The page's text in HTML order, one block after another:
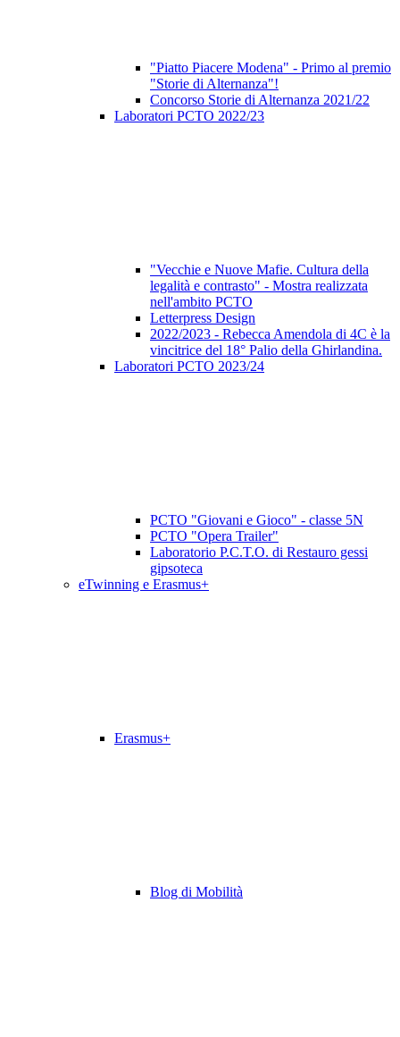
"Piatto Piacere Modena" - Primo al premio
"Storie di Alternanza"!
Concorso Storie di Alternanza 2021/22
Laboratori PCTO 2022/23
"Vecchie e Nuove Mafie. Cultura della
legalità e contrasto" - Mostra realizzata
nell'ambito PCTO
Letterpress Design
2022/2023 - Rebecca Amendola di 4C è la
vincitrice del 18° Palio della Ghirlandina.
Laboratori PCTO 2023/24
PCTO "Giovani e Gioco" - classe 5N
PCTO "Opera Trailer"
Laboratorio P.C.T.O. di Restauro gessi
gipsoteca
eTwinning e Erasmus+
Erasmus+
Blog di Mobilità